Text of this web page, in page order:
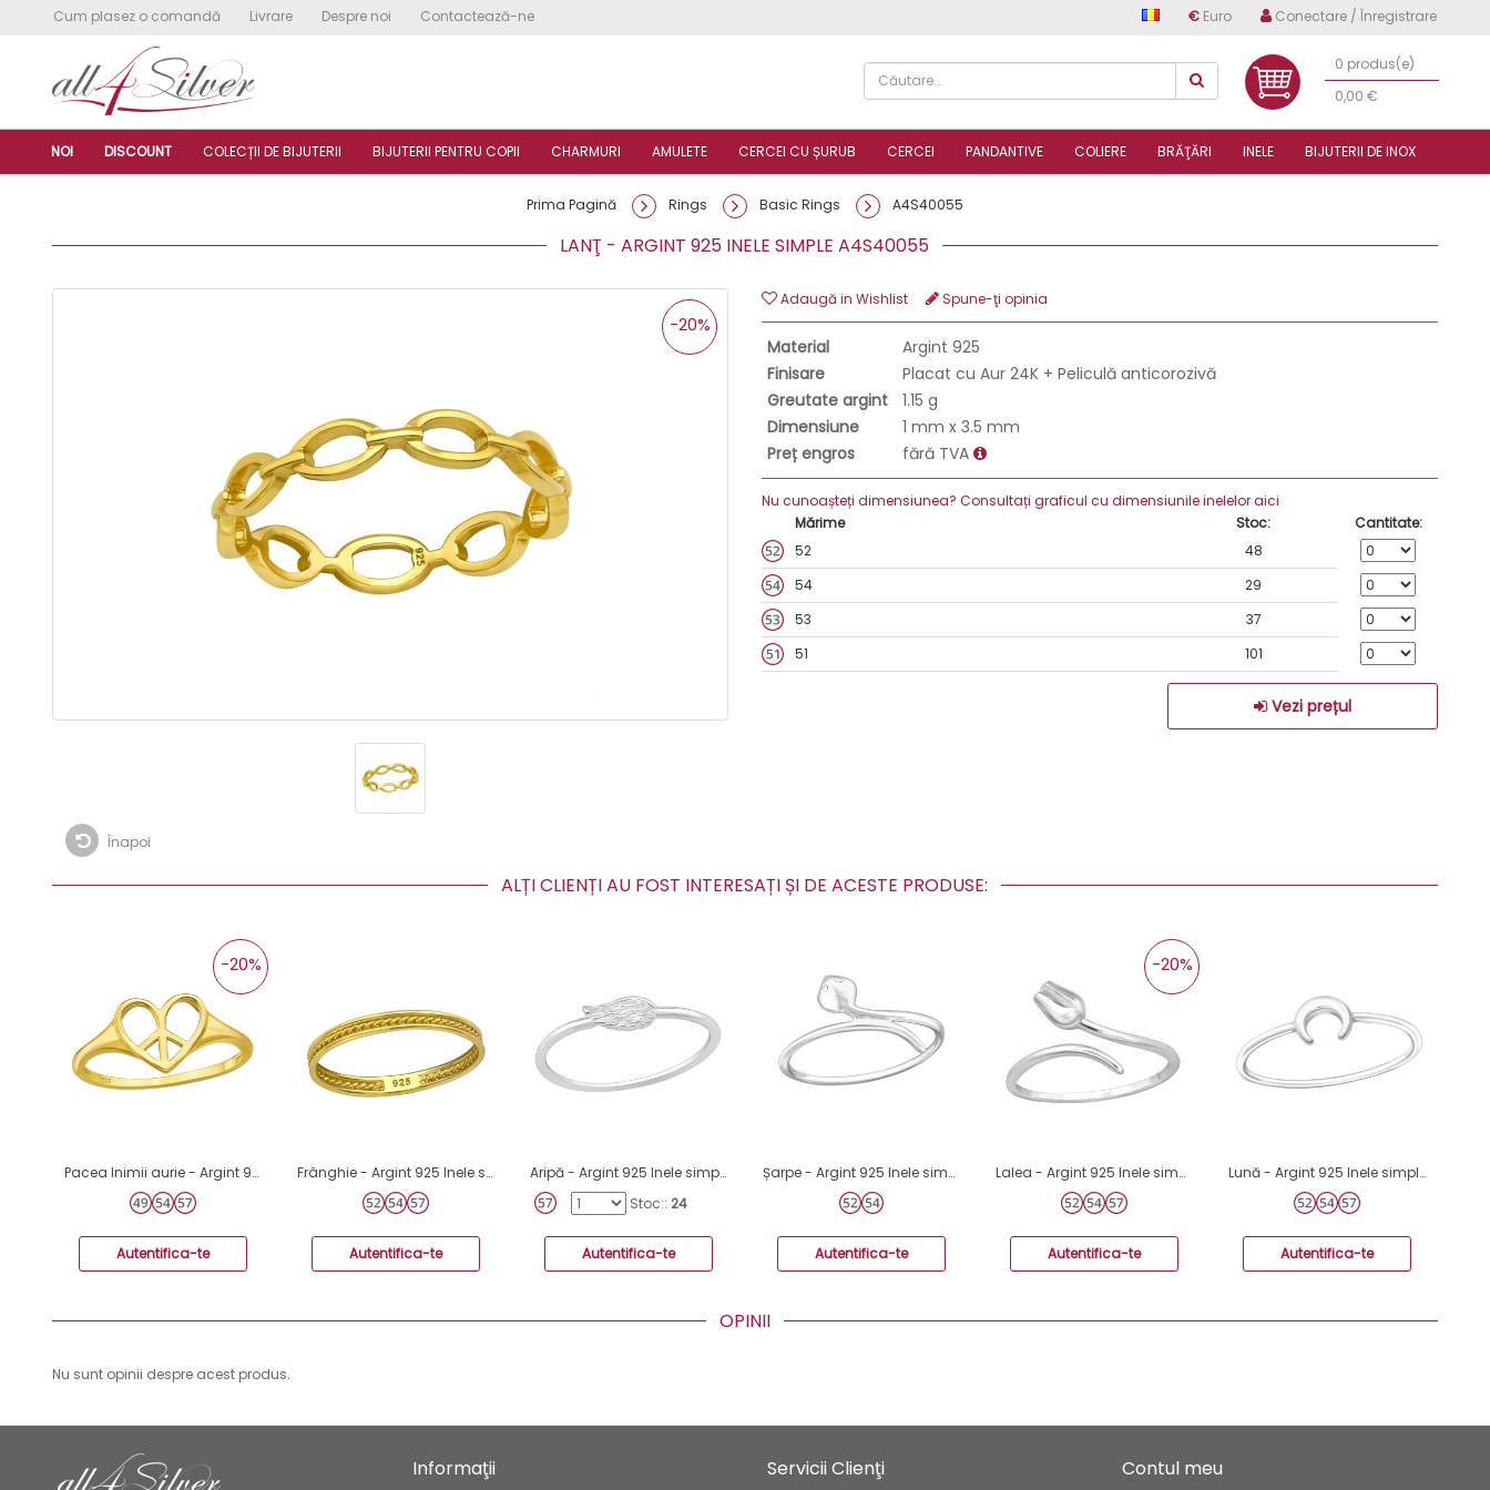
Cum plasez o comandă Livrare Despre noi Contactează-ne € Euro Conectare / Înregistrare
0 produs(e)
0,00 €
NOI DISCOUNT COLECȚII DE BIJUTERII BIJUTERII PENTRU COPII CHARMURI AMULETE CERCEI CU ȘURUB CERCEI PANDANTIVE COLIERE BRĂŢĂRI INELE BIJUTERII DE INOX
Prima Pagină Rings Basic Rings A4S40055
LANŢ - ARGINT 925 INELE SIMPLE A4S40055
Înapoi
-20%
Adaugă in Wishlist Spune-ţi opinia
Material
Argint 925
Finisare
Placat cu Aur 24K + Peliculă anticorozivă
Greutate argint
1.15 g
Dimensiune
1 mm x 3.5 mm
Preț engros
fără TVA
Nu cunoașteți dimensiunea? Consultați graficul cu dimensiunile inelelor aici
Mărime
Stoc:
Cantitate:
52
48
54
29
53
37
51
101
Vezi prețul
ALȚI CLIENȚI AU FOST INTERESAȚI ȘI DE ACESTE PRODUSE:
Pacea Inimii aurie - Argint 925 Inele Simple A4S46869
-20%
Autentifica-te
Frânghie - Argint 925 Inele simple A4S39168
Autentifica-te
Aripă - Argint 925 Inele simple A4S20178
Stoc:: 24
Autentifica-te
Șarpe - Argint 925 Inele simple A4S18949
Autentifica-te
Lalea - Argint 925 Inele simple A4S49178
-20%
Autentifica-te
Lună - Argint 925 Inele simple A4S37391
Autentifica-te
OPINII
Nu sunt opinii despre acest produs.
Informaţii Servicii Clienţi Contul meu